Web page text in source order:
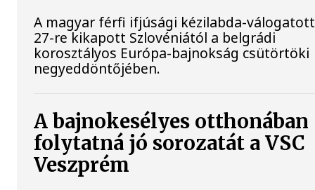
A magyar férfi ifjúsági kézilabda-
27-re kikapott Szlovéniától a belgrádi
korosztályos Európa-bajnokság csütörtöki
negyeddöntőjében.
A bajnokesélyes otthonában
folytatná jó sorozatát a VSC
Veszprém